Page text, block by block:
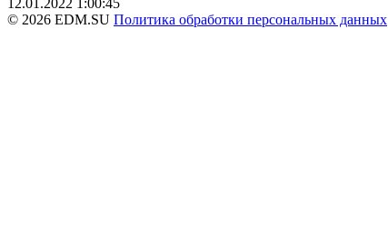
© 2026 EDM.SU Политика обработки персональных данных